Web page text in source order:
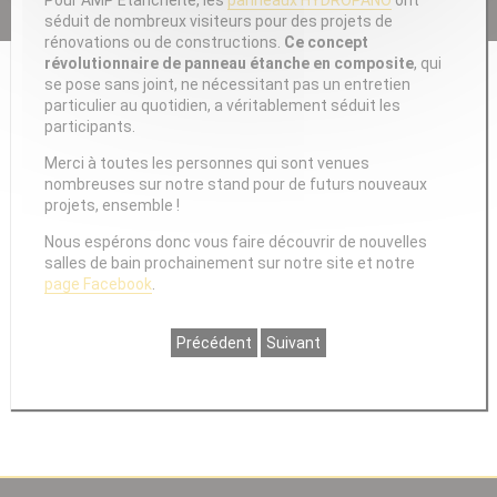
séduit de nombreux visiteurs pour des projets de
rénovations ou de constructions. Ce concept
révolutionnaire de panneau étanche en composite, qui
se pose sans joint, ne nécessitant pas un entretien
particulier au quotidien, a véritablement séduit les
participants.
Merci à toutes les personnes qui sont venues
nombreuses sur notre stand pour de futurs nouveaux
projets, ensemble !
Nous espérons donc vous faire découvrir de nouvelles
salles de bain prochainement sur notre site et notre
page Facebook
Précédent Suivant